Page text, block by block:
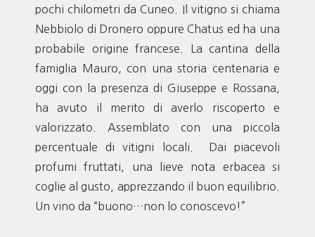
pochi chilometri da Cuneo. Il vitigno si chiama
Nebbiolo di Dronero oppure Chatus ed ha una
probabile origine francese. La cantina della
famiglia Mauro, con una storia centenaria e
oggi con la presenza di Giuseppe e Rossana,
ha avuto il merito di averlo riscoperto e
valorizzato. Assemblato con una piccola
percentuale di vitigni locali. Dai piacevoli
profumi fruttati, una lieve nota erbacea si
coglie al gusto, apprezzando il buon equilibrio.
Un vino da “buono…non lo conoscevo!”